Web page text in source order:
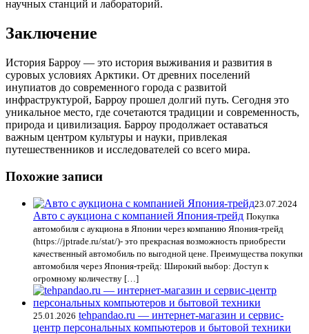
научных станций и лабораторий.
Заключение
История Барроу — это история выживания и развития в
суровых условиях Арктики. От древних поселений
инупиатов до современного города с развитой
инфраструктурой, Барроу прошел долгий путь. Сегодня это
уникальное место, где сочетаются традиции и современность,
природа и цивилизация. Барроу продолжает оставаться
важным центром культуры и науки, привлекая
путешественников и исследователей со всего мира.
Похожие записи
23.07.2024
Авто с аукциона с компанией Япония-трейд Покупка
автомобиля с аукциона в Японии через компанию Япония-трейд
(https://jptrade.ru/stat/)- это прекрасная возможность приобрести
качественный автомобиль по выгодной цене. Преимущества покупки
автомобиля через Япония-трейд: Широкий выбор: Доступ к
огромному количеству […]
25.01.2026 tehpandao.ru — интернет-магазин и сервис-
центр персональных компьютеров и бытовой техники